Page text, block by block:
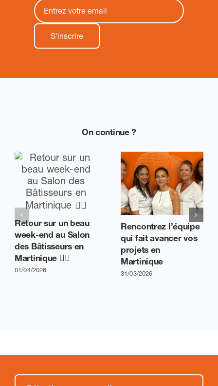
On continue ?
Retour sur un beau
week-end au Salon
des Bâtisseurs en
Martinique 👷‍♂️
01/04/2026
Rencontrez l’équipe
qui fait avancer vos
projets en
Martinique
31/03/2026